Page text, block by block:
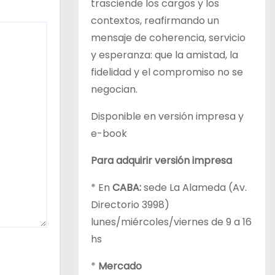
trasciende los cargos y los
contextos, reafirmando un
mensaje de coherencia, servicio
y esperanza: que la amistad, la
fidelidad y el compromiso no se
negocian.
Disponible en versión impresa y
e-book
Para adquirir versión impresa
* En CABA:sede La Alameda (Av.
Directorio 3998)
lunes/miércoles/viernes de 9 a 16
hs
* Mercado